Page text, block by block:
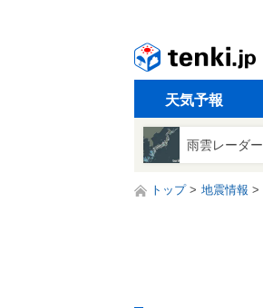
天気予報
雨雲レーダー
トップ 地震情報